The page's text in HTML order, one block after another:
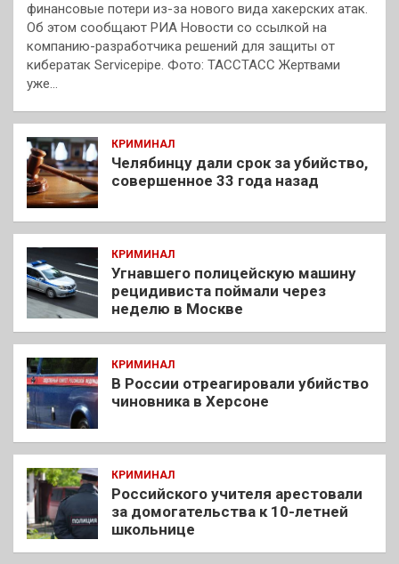
финансовые потери из-за нового вида хакерских атак.
Об этом сообщают РИА Новости со ссылкой на
компанию-разработчика решений для защиты от
кибератак Servicepipe. Фото: ТАССТАСС Жертвами
уже…
КРИМИНАЛ
Челябинцу дали срок за убийство,
совершенное 33 года назад
КРИМИНАЛ
Угнавшего полицейскую машину
рецидивиста поймали через
неделю в Москве
КРИМИНАЛ
В России отреагировали убийство
чиновника в Херсоне
КРИМИНАЛ
Российского учителя арестовали
за домогательства к 10-летней
школьнице